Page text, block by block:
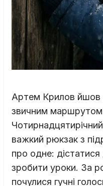
Артем Крилов йшов
звичним маршрутом
Чотирнадцятирічний
важкий рюкзак з
про одне: дістатися
зробити уроки. За
почулися гучні